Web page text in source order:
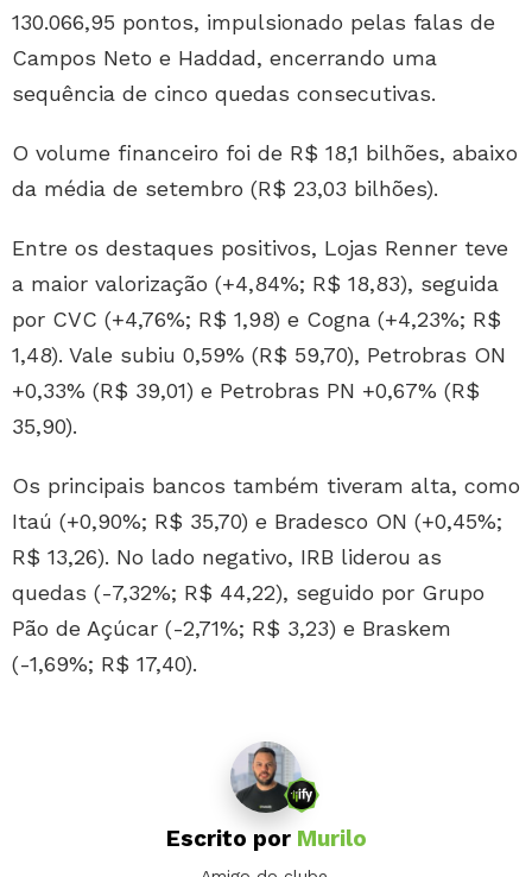
130.066,95 pontos, impulsionado pelas falas de
Campos Neto e Haddad, encerrando uma
sequência de cinco quedas consecutivas.
O volume financeiro foi de R$ 18,1 bilhões, abaixo
da média de setembro (R$ 23,03 bilhões).
Entre os destaques positivos, Lojas Renner teve
a maior valorização (+4,84%; R$ 18,83), seguida
por CVC (+4,76%; R$ 1,98) e Cogna (+4,23%; R$
1,48). Vale subiu 0,59% (R$ 59,70), Petrobras ON
+0,33% (R$ 39,01) e Petrobras PN +0,67% (R$
35,90).
Os principais bancos também tiveram alta, como
Itaú (+0,90%; R$ 35,70) e Bradesco ON (+0,45%;
R$ 13,26). No lado negativo, IRB liderou as
quedas (-7,32%; R$ 44,22), seguido por Grupo
Pão de Açúcar (-2,71%; R$ 3,23) e Braskem
(-1,69%; R$ 17,40).
Escrito por Murilo